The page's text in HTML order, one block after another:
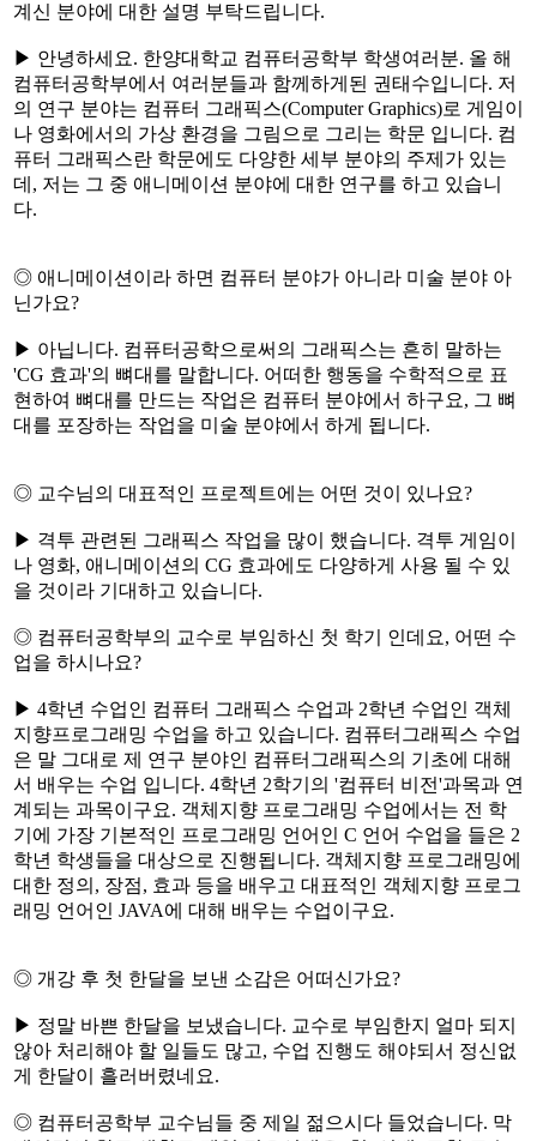
계신 분야에 대한 설명 부탁드립니다.
▶ 안녕하세요. 한양대학교 컴퓨터공학부 학생여러분. 올 해
컴퓨터공학부에서 여러분들과 함께하게된 권태수입니다. 저
의 연구 분야는 컴퓨터 그래픽스(Computer Graphics)로 게임이
나 영화에서의 가상 환경을 그림으로 그리는 학문 입니다. 컴
퓨터 그래픽스란 학문에도 다양한 세부 분야의 주제가 있는
데, 저는 그 중 애니메이션 분야에 대한 연구를 하고 있습니
다.
◎ 애니메이션이라 하면 컴퓨터 분야가 아니라 미술 분야 아
닌가요?
▶ 아닙니다. 컴퓨터공학으로써의 그래픽스는 흔히 말하는
'CG 효과'의 뼈대를 말합니다. 어떠한 행동을 수학적으로 표
현하여 뼈대를 만드는 작업은 컴퓨터 분야에서 하구요, 그 뼈
대를 포장하는 작업을 미술 분야에서 하게 됩니다.
◎ 교수님의 대표적인 프로젝트에는 어떤 것이 있나요?
▶ 격투 관련된 그래픽스 작업을 많이 했습니다. 격투 게임이
나 영화, 애니메이션의 CG 효과에도 다양하게 사용 될 수 있
을 것이라 기대하고 있습니다.
◎ 컴퓨터공학부의 교수로 부임하신 첫 학기 인데요, 어떤 수
업을 하시나요?
▶ 4학년 수업인 컴퓨터 그래픽스 수업과 2학년 수업인 객체
지향프로그래밍 수업을 하고 있습니다. 컴퓨터그래픽스 수업
은 말 그대로 제 연구 분야인 컴퓨터그래픽스의 기초에 대해
서 배우는 수업 입니다. 4학년 2학기의 '컴퓨터 비전'과목과 연
계되는 과목이구요. 객체지향 프로그래밍 수업에서는 전 학
기에 가장 기본적인 프로그래밍 언어인 C 언어 수업을 들은 2
학년 학생들을 대상으로 진행됩니다. 객체지향 프로그래밍에
대한 정의, 장점, 효과 등을 배우고 대표적인 객체지향 프로그
래밍 언어인 JAVA에 대해 배우는 수업이구요.
◎ 개강 후 첫 한달을 보낸 소감은 어떠신가요?
▶ 정말 바쁜 한달을 보냈습니다. 교수로 부임한지 얼마 되지
않아 처리해야 할 일들도 많고, 수업 진행도 해야되서 정신없
게 한달이 흘러버렸네요.
◎ 컴퓨터공학부 교수님들 중 제일 젊으시다 들었습니다. 막